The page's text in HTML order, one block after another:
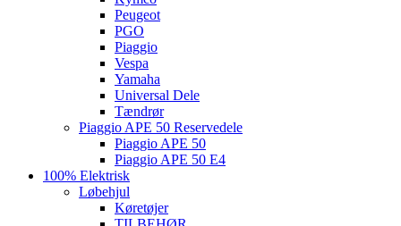
Peugeot
PGO
Piaggio
Vespa
Yamaha
Universal Dele
Tændrør
Piaggio APE 50 Reservedele
Piaggio APE 50
Piaggio APE 50 E4
100% Elektrisk
Løbehjul
Køretøjer